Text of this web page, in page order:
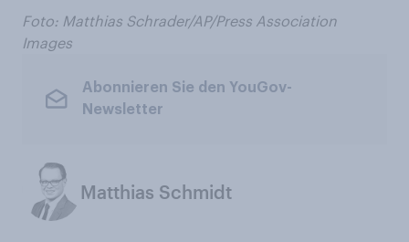
Foto: Matthias Schrader/AP/Press Association
Images
Abonnieren Sie den YouGov-
Newsletter
Matthias Schmidt